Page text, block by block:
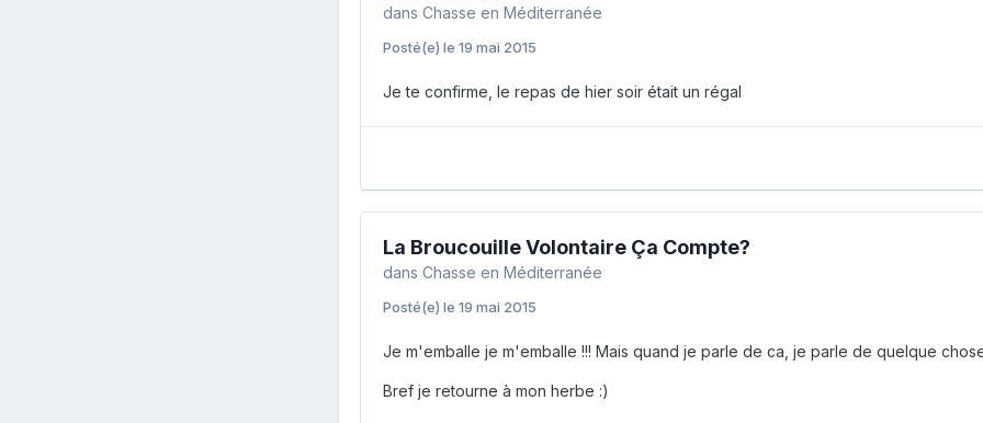
dans Chasse en Méditerranée
Posté(e) le 19 mai 2015
Je te confirme, le repas de hier soir était un régal
La Broucouille Volontaire Ça Compte?
dans Chasse en Méditerranée
Posté(e) le 19 mai 2015
Je m'emballe je m'emballe !!! Mais quand je parle de ca, je parle de quelque
Bref je retourne à mon herbe :)